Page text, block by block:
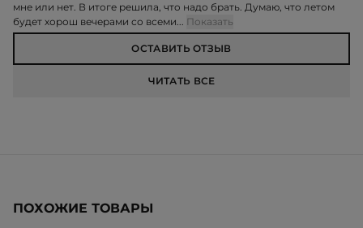
мне или нет. В итоге решила, что надо брать. Думаю, что летом
будет хорош вечерами со всеми... Показать
ОСТАВИТЬ ОТЗЫВ
ЧИТАТЬ ВСЕ
ПОХОЖИЕ ТОВАРЫ